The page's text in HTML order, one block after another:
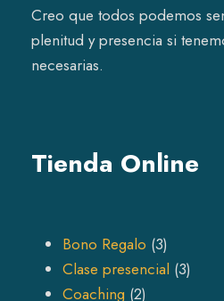
Creo que todos podemos
plenitud y presencia si
necesarias.
Tienda Online
Bono Regalo 33
p
Clase presencial 33
Coaching 22